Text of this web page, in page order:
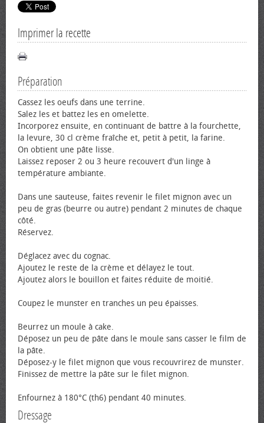
Imprimer la recette
Préparation
Cassez les œufs dans une terrine.
Salez les et battez les en omelette.
Incorporez ensuite, en continuant de battre à la fourchette,
la levure, 30 cl crème fraîche et, petit à petit, la farine.
On obtient une pâte lisse.
Laissez reposer 2 ou 3 heure recouvert d'un linge à
température ambiante.
Dans une sauteuse, faites revenir le filet mignon avec un
peu de gras (beurre ou autre) pendant 2 minutes de chaque
côté.
Réservez.
Déglacez avec du cognac.
Ajoutez le reste de la crème et délayez le tout.
Ajoutez alors le bouillon et faites réduite de moitié.
Coupez le munster en tranches un peu épaisses.
Beurrez un moule à cake.
Déposez un peu de pâte dans le moule sans casser le film de
la pâte.
Déposez-y le filet mignon que vous recouvrirez de munster.
Finissez de mettre la pâte sur le filet mignon.
Enfournez à 180°C (th6) pendant 40 minutes.
Dressage